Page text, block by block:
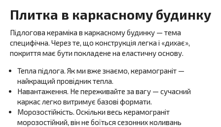
Плитка в каркасному будинку
Підлогова кераміка в каркасному будинку — тема
специфічна. Через те, що конструкція легка і «дихає»,
покриття має бути покладене на еластичну основу.
Тепла підлога. Як ми вже знаємо, керамограніт —
найкращий провідник тепла.
Навантаження. Не переживайте за вагу — сучасний
каркас легко витримує базові формати.
Морозостійкість. Оскільки весь керамограніт
морозостійкий, він не боїться сезонних коливань